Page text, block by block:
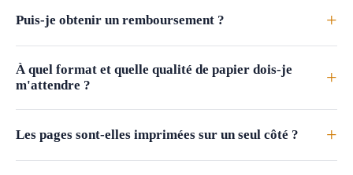
Puis-je obtenir un remboursement ? +
À quel format et quelle qualité de papier dois-je
m'attendre ?
+
Les pages sont-elles imprimées sur un seul côté ? +